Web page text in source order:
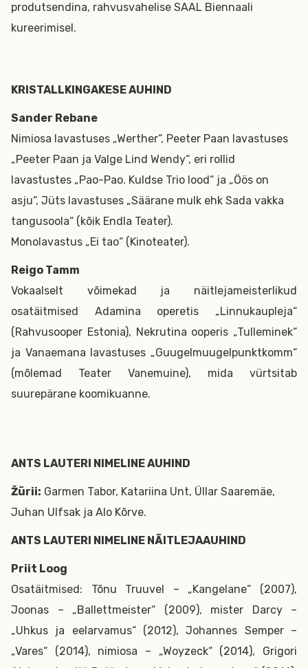
produtsendina, rahvusvahelise SAAL Biennaali
kureerimisel.
KRISTALLKINGAKESE AUHIND
Sander Rebane
Nimiosa lavastuses „Werther“, Peeter Paan lavastuses
„Peeter Paan ja Valge Lind Wendy“, eri rollid
lavastustes „Pao-Pao. Kuldse Trio lood“ ja „Öös on
asju“, Jüts lavastuses „Säärane mulk ehk Sada vakka
tangusoola“ (kõik Endla Teater).
Monolavastus „Ei tao“ (Kinoteater).
Reigo Tamm
Vokaalselt võimekad ja näitlejameisterlikud
osatäitmised Adamina operetis „Linnukaupleja“
(Rahvusooper Estonia), Nekrutina ooperis „Tulleminek“
ja Vanaemana lavastuses „Guugelmuugelpunktkomm“
(mõlemad Teater Vanemuine), mida vürtsitab
suurepärane koomikuanne.
ANTS LAUTERI NIMELINE AUHIND
Žürii: Garmen Tabor, Katariina Unt, Üllar Saaremäe,
Juhan Ulfsak ja Alo Kõrve.
ANTS LAUTERI NIMELINE NÄITLEJAAUHIND
Priit Loog
Osatäitmised: Tõnu Truuvel – „Kangelane“ (2007),
Joonas – „Ballettmeister“ (2009), mister Darcy –
„Uhkus ja eelarvamus“ (2012), Johannes Semper –
„Vares“ (2014), nimiosa – „Woyzeck“ (2014), Grigori